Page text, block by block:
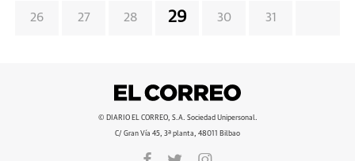
26 27 28 29 30 31
© DIARIO EL CORREO, S.A. Sociedad Unipersonal.
C/ Gran Vía 45, 3ª planta, 48011 Bilbao